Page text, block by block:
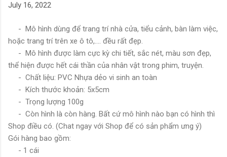
July 16, 2022
- Mô hình dùng để trang trí nhà cửa, tiểu cảnh, bàn làm việc,
hoặc trang trí trên xe ô tô,.... đều rất đẹp.
- Mô hình được làm cực kỳ chi tiết, sắc nét, màu sơn đẹp,
thể hiện được hết cái thần của nhân vật trong phim, truyện.
- Chất liệu: PVC Nhựa dẻo vi sinh an toàn
- Kích thước khoản: 5x5cm
- Trọng lượng 100g
- Còn hình là còn hàng. Bất cứ mô hình nào bạn có hình thì
Shop điều có. (Chat ngay với Shop để có sản phẩm ưng ý)
Gói hàng bao gồm:
- 1 cái